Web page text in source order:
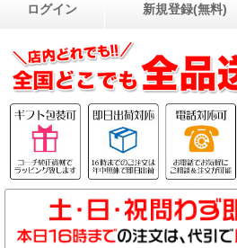
ログイン 新規登録(無料)